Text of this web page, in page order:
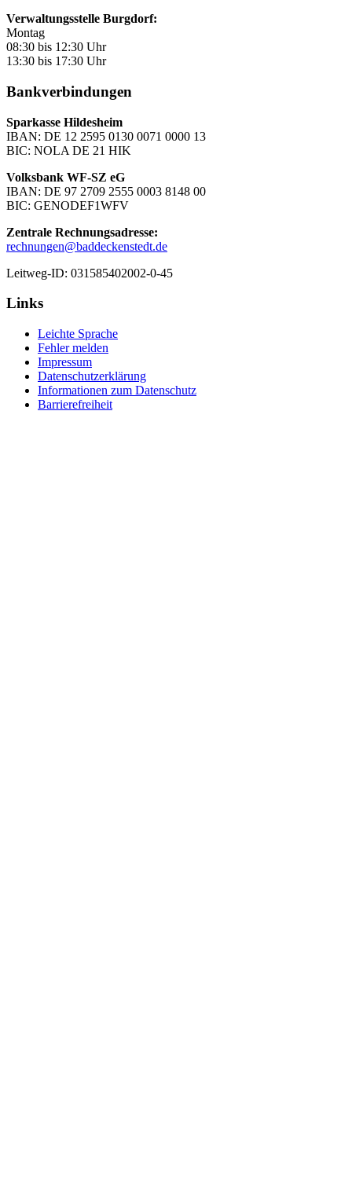
Verwaltungsstelle Burgdorf:
Montag
08:30 bis 12:30 Uhr
13:30 bis 17:30 Uhr
Bankverbindungen
Sparkasse Hildesheim
IBAN: DE 12 2595 0130 0071 0000 13
BIC: NOLA DE 21 HIK
Volksbank WF-SZ eG
IBAN: DE 97 2709 2555 0003 8148 00
BIC: GENODEF1WFV
Zentrale Rechnungsadresse:
rechnungen@baddeckenstedt.de
Leitweg-ID: 031585402002-0-45
Links
Leichte Sprache
Fehler melden
Impressum
Datenschutzerklärung
Informationen zum Datenschutz
Barrierefreiheit